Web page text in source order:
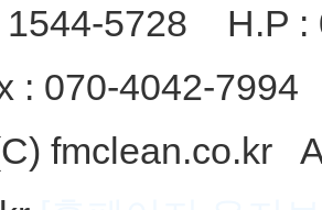
1544-5728 H.P
070-4042-
fmclean.co.kr